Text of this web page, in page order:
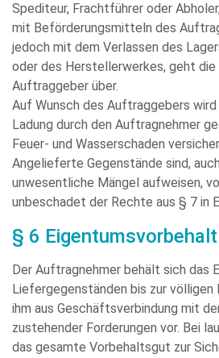
Spediteur, Frachtführer oder
mit Beförderungsmitteln des
jedoch mit dem Verlassen des
oder des Herstellerwerkes, geht die
Auftraggeber über.
Auf Wunsch des Auftraggebers
Ladung durch den Auftragnehmer
Feuer- und Wasserschaden
Angelieferte Gegenstände sind,
unwesentliche Mängel aufweisen,
unbeschadet der Rechte aus § 7 in
§ 6 Eigentumsvorbehalt
Der Auftragnehmer behält sich das
Liefergegenständen bis zur völligen
ihm aus Geschäftsverbindung mit
zustehender Forderungen vor. Bei
das gesamte Vorbehaltsgut zur